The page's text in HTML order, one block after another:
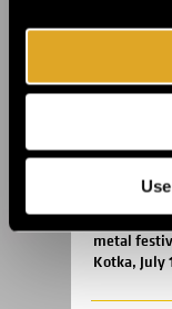
22.5.2025
Theatre
around the
27.3.2025
Finland’s
metal
Kotka, July